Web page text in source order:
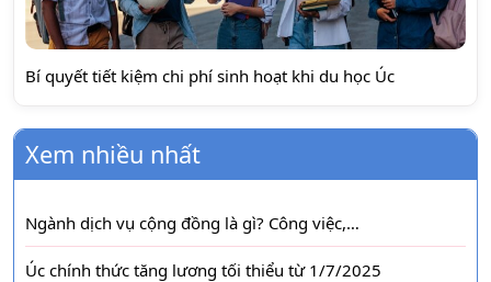
Bí quyết tiết kiệm chi phí sinh hoạt khi du học Úc
Xem nhiều nhất
Ngành dịch vụ cộng đồng là gì? Công việc,…
Úc chính thức tăng lương tối thiểu từ 1/7/2025